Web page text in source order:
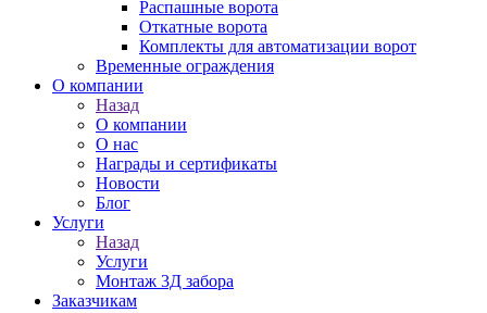
Распашные ворота
Откатные ворота
Комплекты для автоматизации ворот
Временные ограждения
О компании
Назад
О компании
О нас
Награды и сертификаты
Новости
Блог
Услуги
Назад
Услуги
Монтаж 3Д забора
Заказчикам